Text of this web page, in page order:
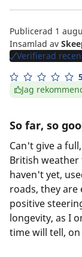
Publicerad 1
Insamlad av
Verifierad
Jag
So far, so
Can't give a
British weather
haven't yet,
roads, they are
positive
longevity, as I
time will tell,